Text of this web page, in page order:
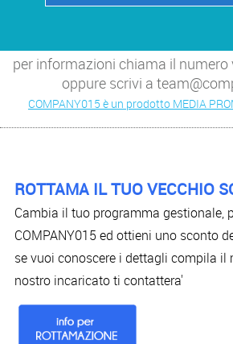
per informazioni chiama il
oppure scrivi a
COMPANY015 è un prodotto MEDIA
ROTTAMA IL TUO VECCHIO
Cambia il tuo programma gestionale,
COMPANY015 ed ottieni uno sconto
se vuoi conoscere i dettagli compila il
nostro incaricato ti contattera'